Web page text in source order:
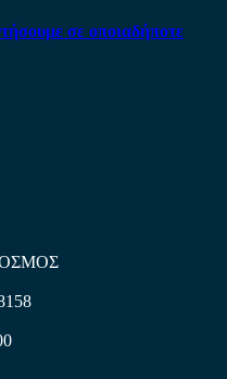
σε οποιαδήποτε